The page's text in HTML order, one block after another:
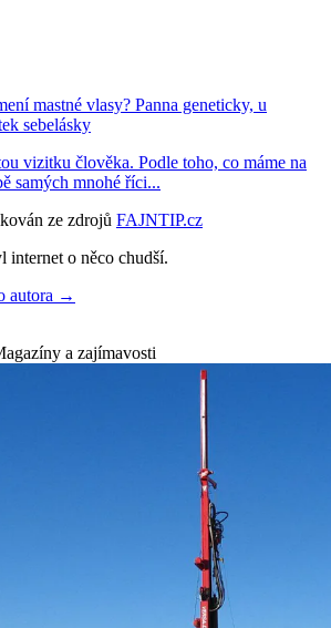
mastné vlasy? Panna geneticky, u
sebelásky
vizitku člověka. Podle toho, co máme na
samých mnohé říci...
ze zdrojů FAJNTIP.cz
o něco chudší.
autora →
a zajímavosti